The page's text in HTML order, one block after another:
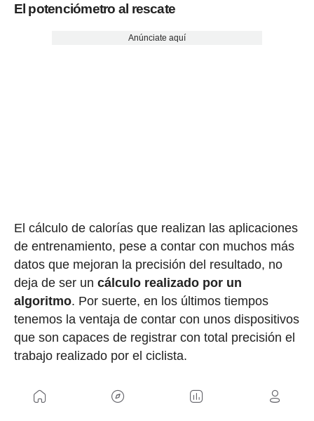
El potenciómetro al rescate
Anúnciate aquí
El cálculo de calorías que realizan las aplicaciones
de entrenamiento, pese a contar con muchos más
datos que mejoran la precisión del resultado, no
deja de ser un cálculo realizado por un
algoritmo. Por suerte, en los últimos tiempos
tenemos la ventaja de contar con unos dispositivos
que son capaces de registrar con total precisión el
trabajo realizado por el ciclista.
Efectivamente, estamos hablando de los
medidores de potencia
que, además de los datos